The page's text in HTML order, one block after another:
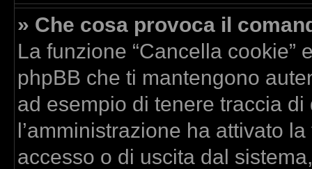
» Che cosa provoca il
La funzione “Cancella
phpBB che ti mantengono
ad esempio di tenere traccia
l’amministrazione ha attivato
accesso o di uscita dal